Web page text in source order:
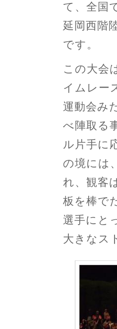
て、全国
延岡西階
です。
この大会
イムレー
運動会み
べ陣取る
ル片手に
の境には
れ、観客
板を棒で
選手にと
大きなス